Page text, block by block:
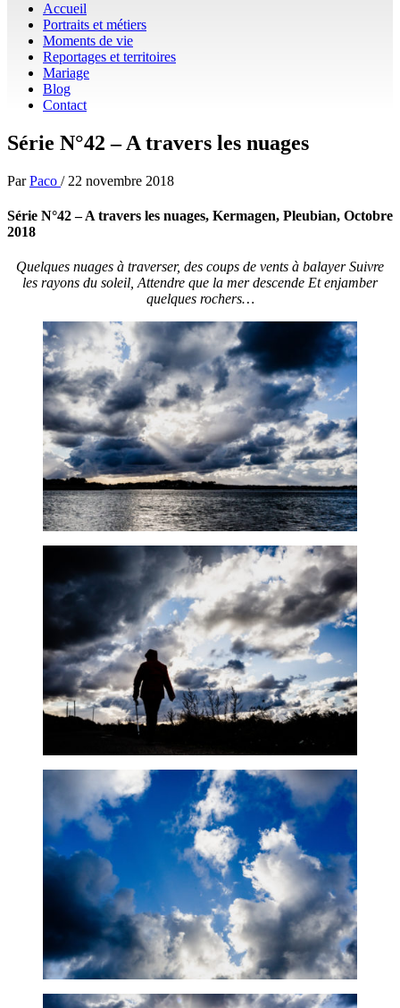
Accueil
Portraits et métiers
Moments de vie
Reportages et territoires
Mariage
Blog
Contact
Série N°42 – A travers les nuages
ParPaco / 22 novembre 2018
Série N°42 – A travers les nuages, Kermagen, Pleubian, Octobre
2018
Quelques nuages à traverser, des coups de vents à balayer Suivre
les rayons du soleil, Attendre que la mer descende Et enjamber
quelques rochers…